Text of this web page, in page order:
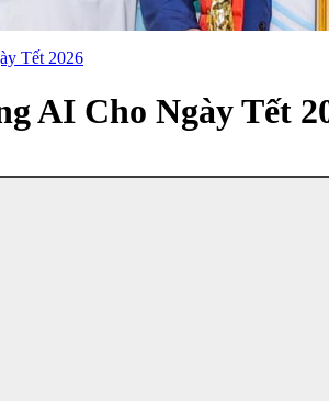
Tết 2026
AI Cho Ngày Tết